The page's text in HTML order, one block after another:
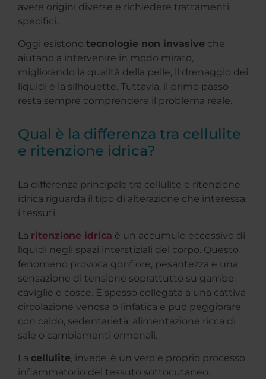
avere origini diverse e richiedere trattamenti
specifici.
Oggi esistono tecnologie non invasive che
aiutano a intervenire in modo mirato,
migliorando la qualità della pelle, il drenaggio dei
liquidi e la silhouette. Tuttavia, il primo passo
resta sempre comprendere il problema reale.
Qual è la differenza tra cellulite
e ritenzione idrica?
La differenza principale tra cellulite e ritenzione
idrica riguarda il tipo di alterazione che interessa
i tessuti.
La ritenzione idrica è un accumulo eccessivo di
liquidi negli spazi interstiziali del corpo. Questo
fenomeno provoca gonfiore, pesantezza e una
sensazione di tensione soprattutto su gambe,
caviglie e cosce. È spesso collegata a una cattiva
circolazione venosa o linfatica e può peggiorare
con caldo, sedentarietà, alimentazione ricca di
sale o cambiamenti ormonali.
La cellulite, invece, è un vero e proprio processo
infiammatorio del tessuto sottocutaneo.